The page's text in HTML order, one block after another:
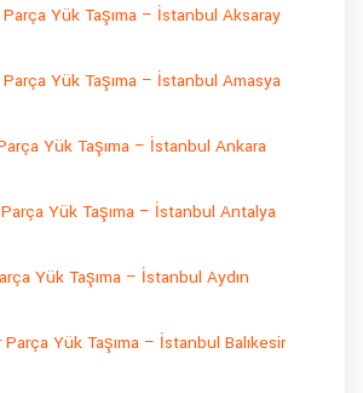
Yük Taşıma – İstanbul Aksaray
Yük Taşıma – İstanbul Amasya
Yük Taşıma – İstanbul Ankara
Yük Taşıma – İstanbul Antalya
Yük Taşıma – İstanbul Aydın
Parça Yük Taşıma – İstanbul Balıkesir